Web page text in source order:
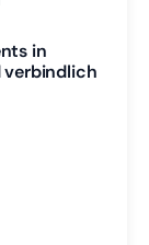
in
verbindlich